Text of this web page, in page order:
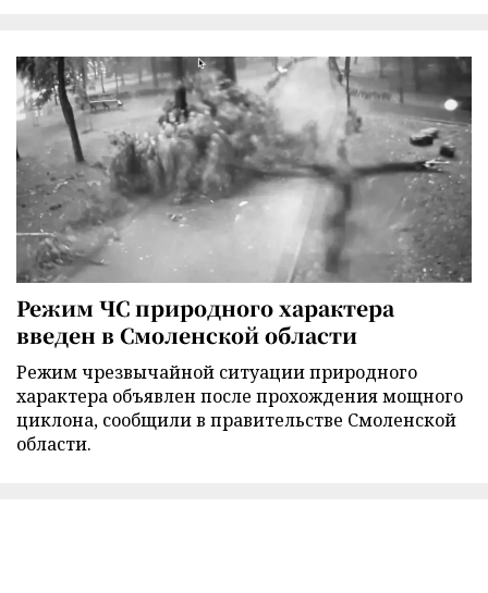
Режим ЧС природного характера
введен в Смоленской области
Режим чрезвычайной ситуации природного
характера объявлен после прохождения мощного
циклона, сообщили в правительстве Смоленской
области.